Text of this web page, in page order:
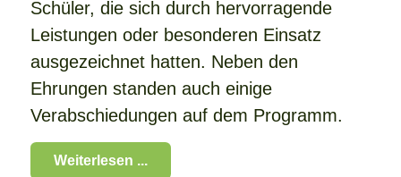
Schüler, die sich durch hervorragende
Leistungen oder besonderen Einsatz
ausgezeichnet hatten. Neben den
Ehrungen standen auch einige
Verabschiedungen auf dem Programm.
Weiterlesen ...